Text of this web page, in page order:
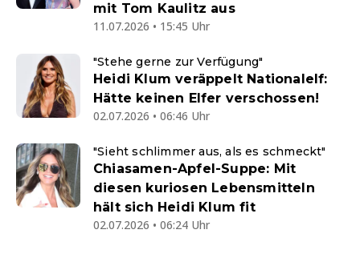
mit Tom Kaulitz aus
11.07.2026 • 15:45 Uhr
"Stehe gerne zur Verfügung"
Heidi Klum veräppelt Nationalelf:
Hätte keinen Elfer verschossen!
02.07.2026 • 06:46 Uhr
"Sieht schlimmer aus, als es schmeckt"
Chiasamen-Apfel-Suppe: Mit
diesen kuriosen Lebensmitteln
hält sich Heidi Klum fit
02.07.2026 • 06:24 Uhr